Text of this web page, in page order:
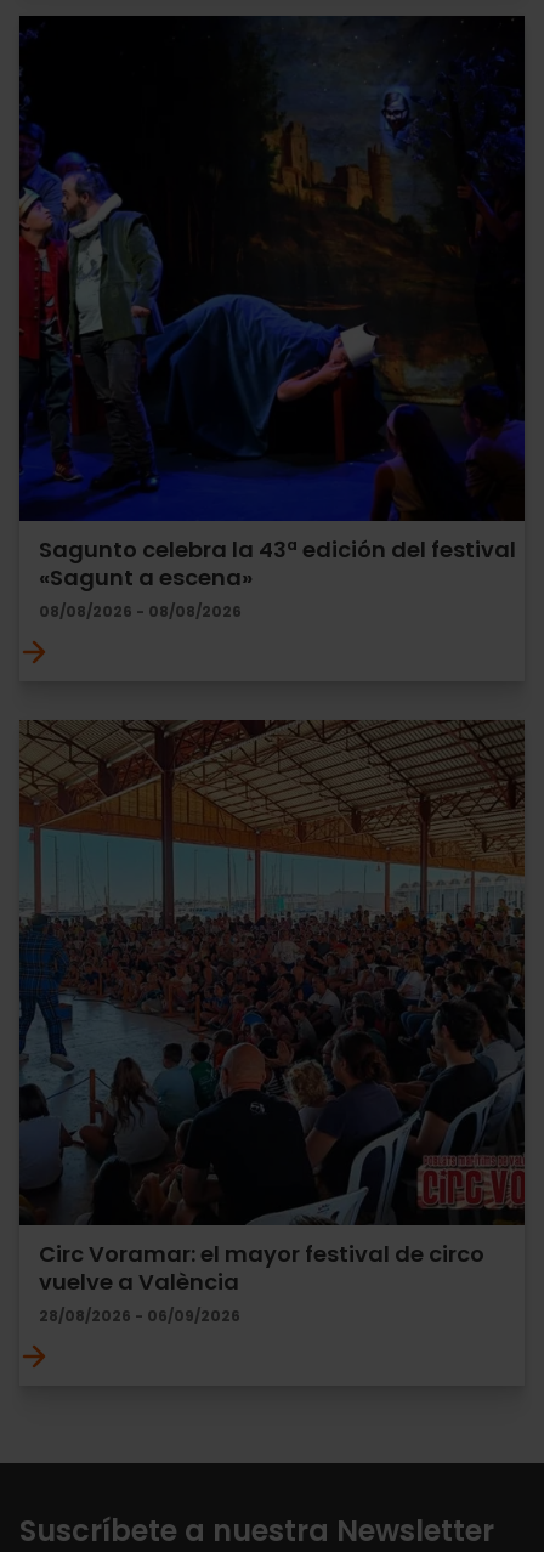
Sagunto celebra la 43ª edición del festival
«Sagunt a escena»
08/08/2026 - 08/08/2026
Circ Voramar: el mayor festival de circo
vuelve a València
28/08/2026 - 06/09/2026
Suscríbete a nuestra Newsletter